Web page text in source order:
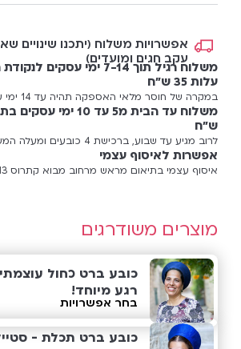
אפשרויות משלוח (יתכנו שינויים
עקב חגים ומועדים)
משלוח רגיל תוך 7-14 ימי
עלות 35 ש"ח
במקרה של חוסר מלאי האספקה תהיה עד 14 ימי עסקים
ש"ח
לרוב מגיע עד שבוע, ברכישת 4 כובעים ומעלה המשלוח ללא עלות!
אפשרות לאיסוף עצמי
איסוף עצמי בתיאום מראש מרחוב מבוא קתרוס 13, מעלה אדומים.
מוצרים משודרגים
כובע ברט כחול
רגע מיוחד!
בחר אפשרויות
כובע ברט תכלת -